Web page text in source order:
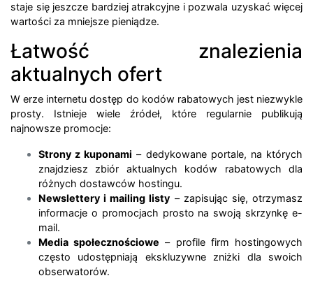
staje się jeszcze bardziej atrakcyjne i pozwala uzyskać więcej
wartości za mniejsze pieniądze.
Łatwość znalezienia
aktualnych ofert
W erze internetu dostęp do kodów rabatowych jest niezwykle
prosty. Istnieje wiele źródeł, które regularnie publikują
najnowsze promocje:
Strony z kuponami – dedykowane portale, na których
znajdziesz zbiór aktualnych kodów rabatowych dla
różnych dostawców hostingu.
Newslettery i mailing listy – zapisując się, otrzymasz
informacje o promocjach prosto na swoją skrzynkę e-
mail.
Media społecznościowe – profile firm hostingowych
często udostępniają ekskluzywne zniżki dla swoich
obserwatorów.